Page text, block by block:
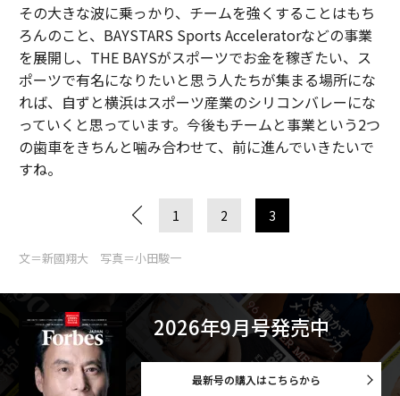
その大きな波に乗っかり、チームを強くすることはもち
ろんのこと、BAYSTARS Sports Acceleratorなどの事業
を展開し、THE BAYSがスポーツでお金を稼ぎたい、ス
ポーツで有名になりたいと思う人たちが集まる場所にな
れば、自ずと横浜はスポーツ産業のシリコンバレーにな
っていくと思っています。今後もチームと事業という2つ
の歯車をきちんと噛み合わせて、前に進んでいきたいで
すね。
1 2 3
文＝新國翔大 写真＝小田駿一
2026年9月号発売中
最新号の購入はこちらから